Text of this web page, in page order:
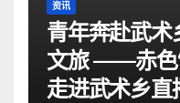
资讯
青年奔赴武术
文旅 ——赤色
走进武术乡直